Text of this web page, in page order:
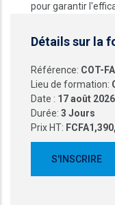
pour garantir
Détails sur la
Référence: COT-
Lieu de formation:
Date : 17 août 2026
Durée: 3 Jours
Prix HT: